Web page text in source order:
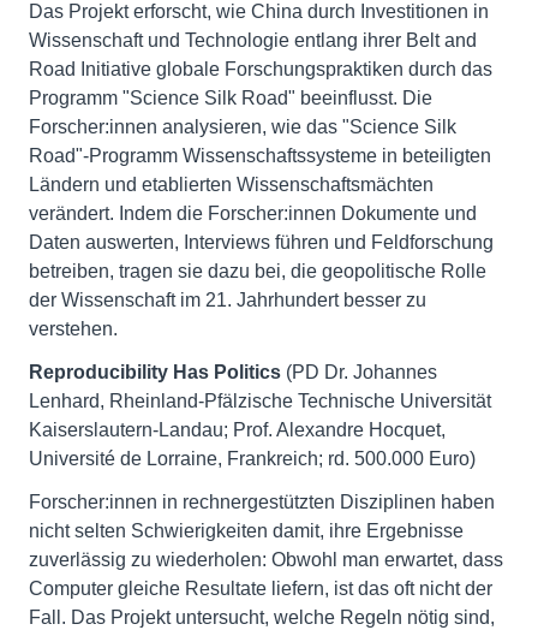
Das Projekt erforscht, wie China durch Investitionen in
Wissenschaft und Technologie entlang ihrer Belt and
Road Initiative globale Forschungspraktiken durch das
Programm "Science Silk Road" beeinflusst. Die
Forscher:innen analysieren, wie das "Science Silk
Road"-Programm Wissenschaftssysteme in beteiligten
Ländern und etablierten Wissenschaftsmächten
verändert. Indem die Forscher:innen Dokumente und
Daten auswerten, Interviews führen und Feldforschung
betreiben, tragen sie dazu bei, die geopolitische Rolle
der Wissenschaft im 21. Jahrhundert besser zu
verstehen.
Reproducibility Has Politics (PD Dr. Johannes
Lenhard, Rheinland-Pfälzische Technische Universität
Kaiserslautern-Landau; Prof. Alexandre Hocquet,
Université de Lorraine, Frankreich; rd. 500.000 Euro)
Forscher:innen in rechnergestützten Disziplinen haben
nicht selten Schwierigkeiten damit, ihre Ergebnisse
zuverlässig zu wiederholen: Obwohl man erwartet, dass
Computer gleiche Resultate liefern, ist das oft nicht der
Fall. Das Projekt untersucht, welche Regeln nötig sind,